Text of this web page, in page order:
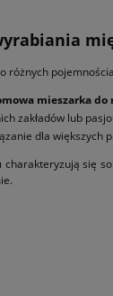
różnych
mieszarka do
zakładów lub
dla większych
charakteryzują się